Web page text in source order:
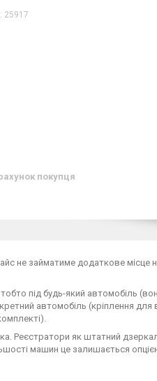
25917
покупця
не займатиме додаткове місце
під будь-який автомобіль
автомобіль (кріплення для
Реєстратори як штатний
машин це залишається